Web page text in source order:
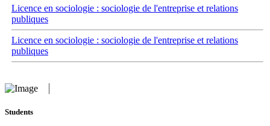
Licence en sociologie : sociologie de l'entreprise et relations
publiques
Licence en sociologie : sociologie de l'entreprise et relations
publiques
Students